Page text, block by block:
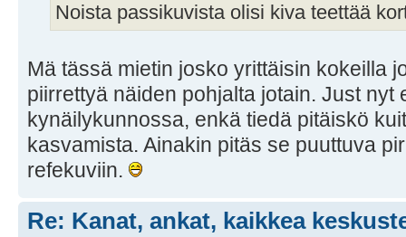
Noista passikuvista olisi kiva teettää
Mä tässä mietin josko yrittäisin kokeilla
piirrettyä näiden pohjalta jotain. Just nyt
kynäilykunnossa, enkä tiedä pitäiskö
kasvamista. Ainakin pitäs se puuttuva
refekuviin.
Re: Kanat, ankat, kaikkea